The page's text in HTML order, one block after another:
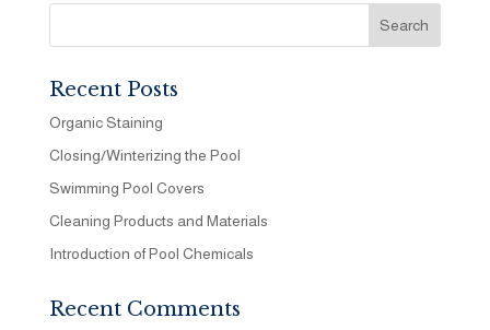
Recent Posts
Organic Staining
Closing/Winterizing the Pool
Swimming Pool Covers
Cleaning Products and Materials
Introduction of Pool Chemicals
Recent Comments